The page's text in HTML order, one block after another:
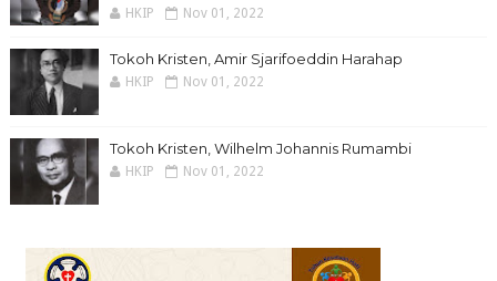
HKIP Nov 01, 2022
Tokoh Kristen, Amir Sjarifoeddin Harahap
HKIP Nov 01, 2022
Tokoh Kristen, Wilhelm Johannis Rumambi
HKIP Nov 01, 2022